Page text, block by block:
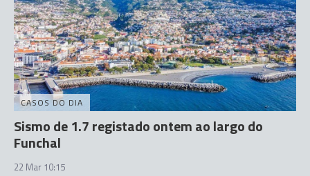
CASOS DO DIA
Sismo de 1.7 registado ontem ao largo do
Funchal
22 Mar 10:15